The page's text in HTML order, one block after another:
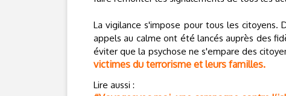
La vigilance s'impose pour tous les citoyens.
appels au calme ont été lancés auprès des
éviter que la psychose ne s'empare des
victimes du terrorisme et leurs familles.
Lire aussi :